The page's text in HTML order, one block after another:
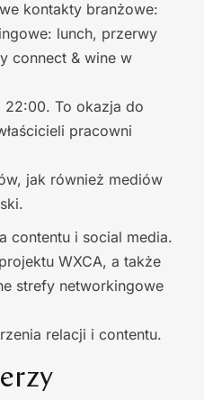
kontakty branżowe:
lunch, przerwy
connect & wine w
To okazja do
pracowni
jak również mediów
contentu i social media.
WXCA, a także
strefy networkingowe
relacji i contentu.